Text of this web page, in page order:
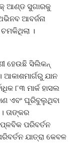
ଆଣ୍ଡ ସୁଗାରକୁ
ଆବର୍ଜନା
।
ହେଉଛି ସିଲିକନ୍
ଯାନ
୮୩ ମାର୍କ ହାସଲ
ଏବଂ ଘୂରିବୁଲୁଥିବା
ତାଙ୍କର
ପରିବର୍ତନ
ଯାତ୍ରା କେବଳ